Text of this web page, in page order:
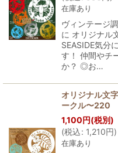
在庫あり
ヴィンテージ
に オリジナル
SEASIDE気分
す！ 仲間やチ
か？ ◎お…
オリジナル文
ークル〜220
1,100円(税別)
(税込: 1,210円)
在庫あり